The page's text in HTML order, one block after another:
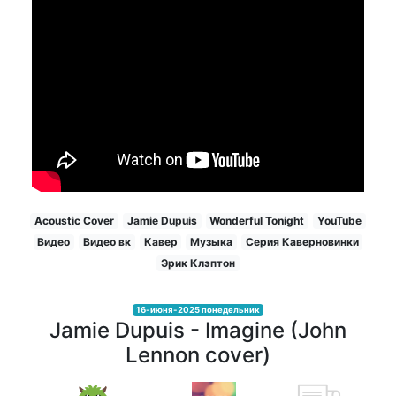
Acoustic Cover Jamie Dupuis Wonderful Tonight
YouTube
Видео
Видео вк Кавер Музыка
Серия Каверновинки
Эрик Клэптон
16-июня-2025 понедельник
Jamie Dupuis - Imagine (John
Lennon cover)